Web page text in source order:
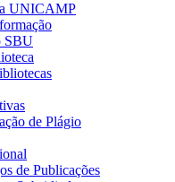
UNICAMP
SBU
de Plágio
de Publicações